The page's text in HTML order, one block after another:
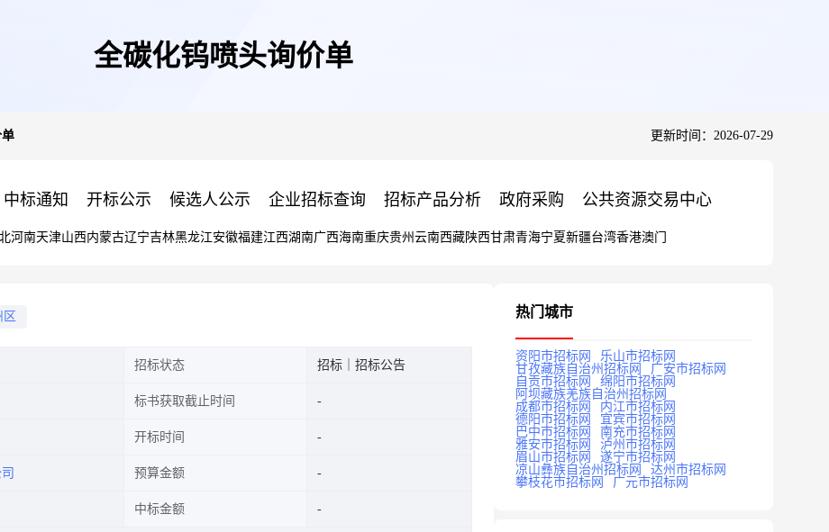
全碳化钨喷头询价单
更新时间：2026-07-29
中标通知 开标公示 候选人公示 企业招标查询 招标产品分析 政府采购 公共资源交易中心
河南天津山西内蒙古辽宁吉林黑龙江安徽福建江西湖南广西海南重庆贵州 云南西藏陕西甘肃青海宁夏新疆台湾香港澳门
区
招标状态 招标｜招标公告
标书获取截止时间
开标时间
预算金额
中标金额
热门城市
资阳市招标网
乐山市招标网
甘孜藏族自治州招标网
广安市招标网
自贡市招标网
绵阳市招标网
阿坝藏族羌族自治州招标网
成都市招标网
内江市招标网
德阳市招标网
宜宾市招标网
巴中市招标网
南充市招标网
雅安市招标网
泸州市招标网
眉山市招标网
遂宁市招标网
凉山彝族自治州招标网
达州市招标网
攀枝花市招标网
广元市招标网